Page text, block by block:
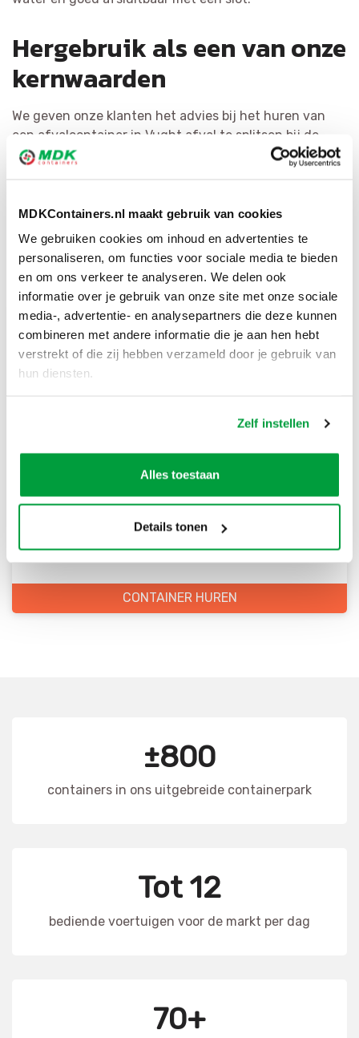
MDKContainers.nl maakt gebruik van cookies
We gebruiken cookies om inhoud en advertenties te
personaliseren, om functies voor sociale media te bieden
en om ons verkeer te analyseren. We delen ook
informatie over je gebruik van onze site met onze sociale
media-, advertentie- en analysepartners die deze kunnen
combineren met andere informatie die je aan hen hebt
verstrekt of die zij hebben verzameld door je gebruik van
hun diensten.
Zelf instellen
Alles toestaan
Details tonen
Hergebruik als een van onze
kernwaarden
We geven onze klanten het advies bij het huren van
een afvalcontainer in Vught afval te splitsen bij de
bron. Dat is kostenefficiënt en levert de meest
scheiden afval zo efficiënt mogelijk en hervormen het
tot herbruikbaar materiaal of als bijkomende bouwstof.
Via ons brede netwerk hebben wij voor elke afvalsoort
de juiste bestemming.
Bestel direct je container
Scherpe prijzen
Snelle levering
Goede kwaliteit
CONTAINER HUREN
±800
containers in ons uitgebreide containerpark
Tot 12
bediende voertuigen voor de markt per dag
70+